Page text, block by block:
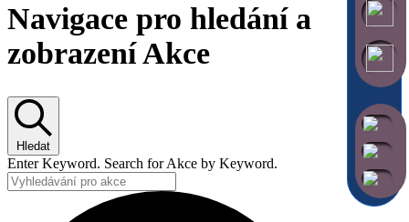
Navigace pro hledání a
zobrazení Akce
Hledat
Enter Keyword. Search for Akce by Keyword.